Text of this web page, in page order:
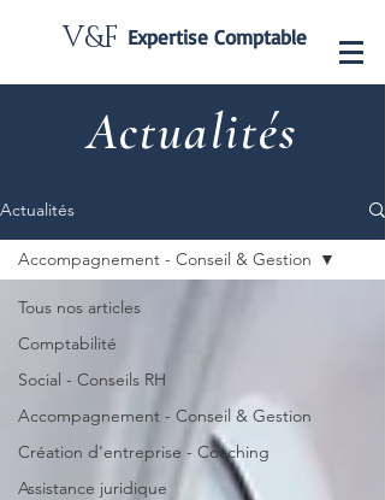
Expertise Comptable
V&F
Actualités
Tous nos articles
Comptabilité
Social - Conseils RH
Accompagnement - Conseil & Gestion
Création d'entreprise - Coaching
Assistance juridique
Accompagnement - Conseil & Gestion
Actualités